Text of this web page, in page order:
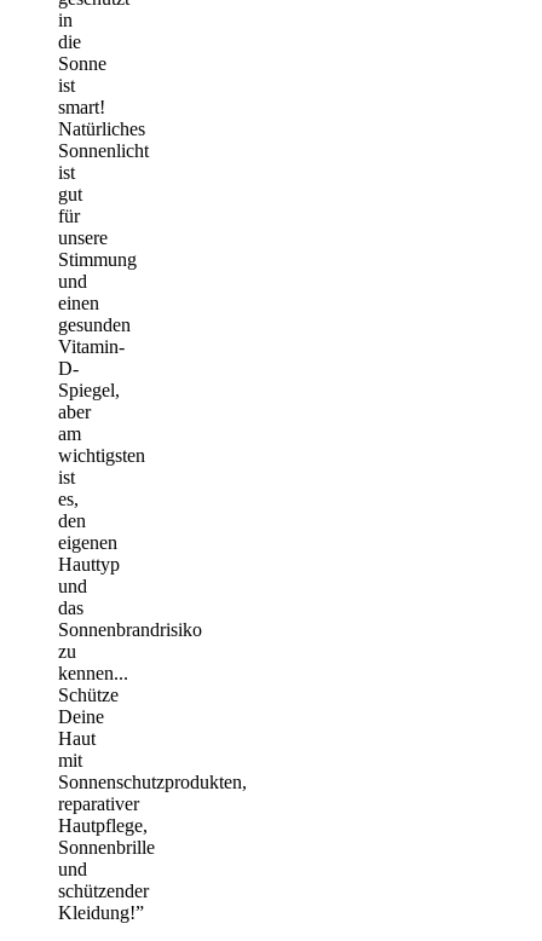
in
die
Sonne
ist
smart!
Natürliches
Sonnenlicht
ist
gut
für
unsere
Stimmung
und
einen
gesunden
Vitamin-
D-
Spiegel,
aber
am
wichtigsten
ist
es,
den
eigenen
Hauttyp
und
das
Sonnenbrandrisiko
zu
kennen...
Schütze
Deine
Haut
mit
Sonnenschutzprodukten,
reparativer
Hautpflege,
Sonnenbrille
und
schützender
Kleidung!”